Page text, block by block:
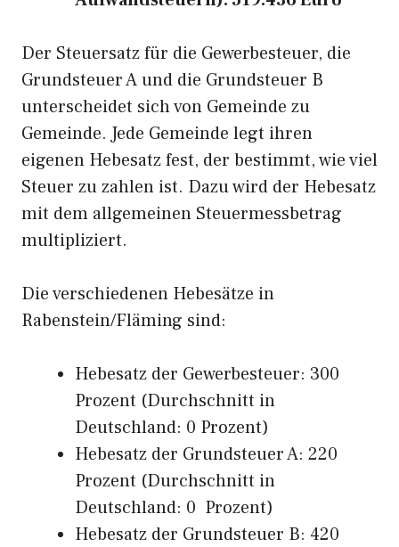
Der Steuersatz für die Gewerbesteuer, die
Grundsteuer A und die Grundsteuer B
unterscheidet sich von Gemeinde zu
Gemeinde. Jede Gemeinde legt ihren
eigenen Hebesatz fest, der bestimmt, wie viel
Steuer zu zahlen ist. Dazu wird der Hebesatz
mit dem allgemeinen Steuermessbetrag
multipliziert.
Die verschiedenen Hebesätze in
Rabenstein/Fläming sind:
Hebesatz der Gewerbesteuer: 300
Prozent (Durchschnitt in
Deutschland: 0 Prozent)
Hebesatz der Grundsteuer A: 220
Prozent (Durchschnitt in
Deutschland: 0 Prozent)
Hebesatz der Grundsteuer B: 420